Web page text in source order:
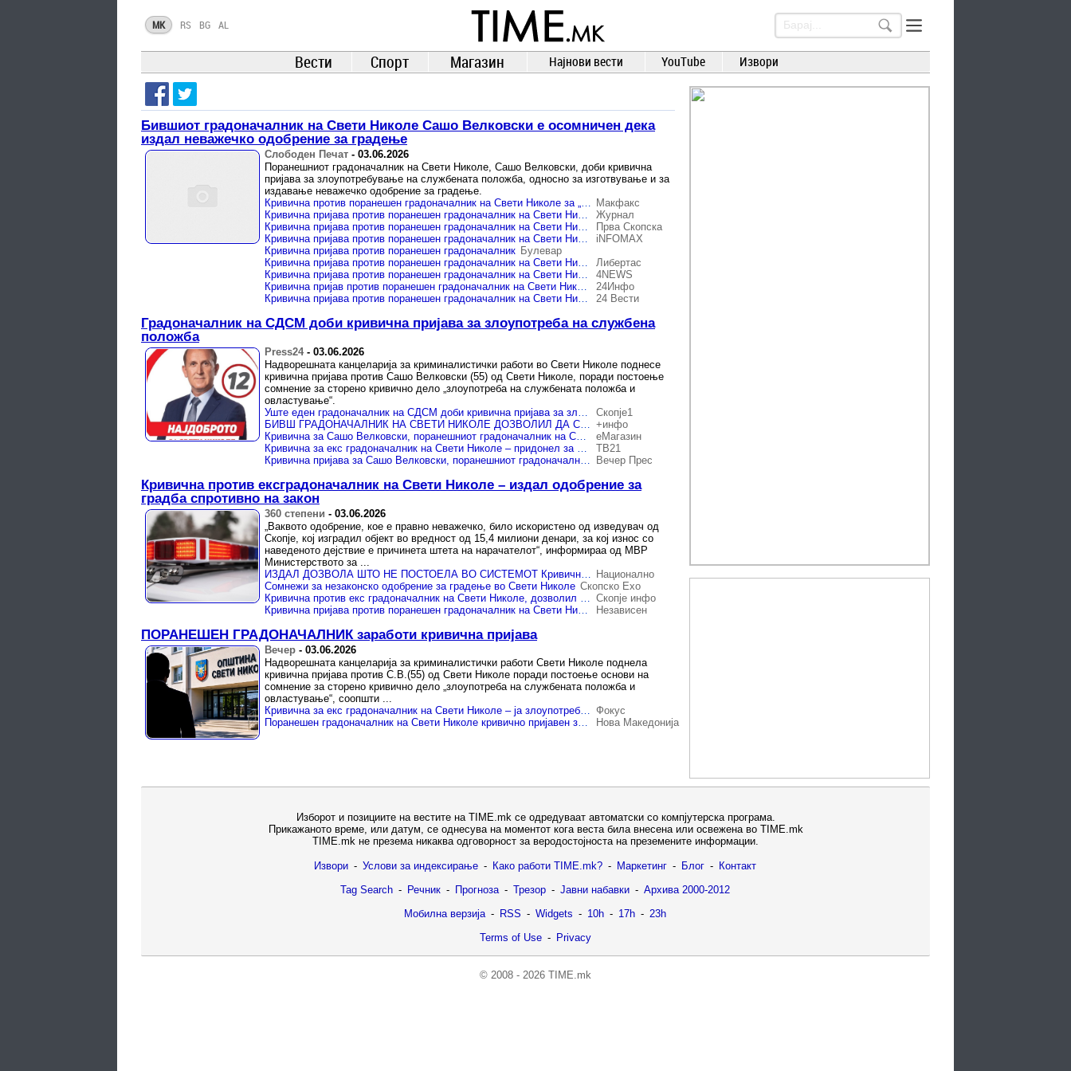
TIME.mk
ВЕСТИ
NEWS
MK RS BG AL
Вести Спорт Магазин Најнови вести YouTube Извори
Бившиот градоначалник на Свети Николе Сашо Велковски е осомничен дека
издал неважечко одобрение за градење
Слободен Печат - 03.06.2026
Поранешниот градоначалник на Свети Николе, Сашо Велковски, доби кривична
пријава за злоупотребување на службената положба, односно за изготвување и за
издавање неважечко одобрение за градење.
Кривична против поранешен градоначалник на Свети Николе за „злоупотреба на службената положба и овластување“ Макфакс
Кривична пријава против поранешен градоначалник на Свети Николе за „злоупотреба на службената положба и овластување“
Журнал
Кривична пријава против поранешен градоначалник на Свети Николе за злоупотреба на службена положба
Прва Скопска
Кривична пријава против поранешен градоначалник на Свети Николе за „злоупотреба на службената положба и овластување“
iNFOMAX
Кривична пријава против поранешен градоначалник Булевар
Кривична пријава против поранешен градоначалник на Свети Николе за „злоупотреба на службената положба и овластување“
Либертас
Кривична пријава против поранешен градоначалник на Свети Николе за злоупотреба на службената должност
4NEWS
Кривична пријав против поранешен градоначалник на Свети Николе за „злоупотреба на службената положба и овластување“
24Инфо
Кривична пријава против поранешен градоначалник на Свети Николе за „злоупотреба на службената положба и овластување“
24 Вести
Градоначалник на СДСМ доби кривична пријава за злоупотреба на службена
положба
Press24- 03.06.2026
Надворешната канцеларија за криминалистички работи во Свети Николе поднесе
кривична пријава против Сашо Велковски (55) од Свети Николе, поради постоење
сомнение за сторено кривично дело „злоупотреба на службената положба и
овластување“.
Уште еден градоначалник на СДСМ доби кривична пријава за злоупотреба на службена положба
Скопје1
БИВШ ГРАДОНАЧАЛНИК НА СВЕТИ НИКОЛЕ ДОЗВОЛИЛ ДА СЕ ИЗГРАДИ ДИВОГРАДБА Кривична пријава за Сашо Велковски +инфо
Кривична за Сашо Велковски, поранешниот градоначалник на Свети Николе
еМагазин
Кривична за екс градоначалник на Свети Николе – придонел за изградба на објект кој имал нелегална документација
ТВ21
Кривична пријава за Сашо Велковски, поранешниот градоначалник на Свети Николе
Вечер Прес
Кривична против ексградоначалник на Свети Николе – издал одобрение за
градба спротивно на закон
360 степени - 03.06.2026
„Ваквото одобрение, кое е правно неважечко, било искористено од изведувач од
Скопје, кој изградил објект во вредност од 15,4 милиони денари, за кој износ со
наведеното дејствие е причинета штета на нарачателот“, информираа од МВР
Министерството за ...
ИЗДАЛ ДОЗВОЛА ШТО НЕ ПОСТОЕЛА ВО СИСТЕМОТ Кривична пријава за ексградоначалник Национално
Сомнежи за незаконско одобрение за градење во Свети Николе Скопско Ехо
Кривична против екс градоначалник на Свети Николе, дозволил дивоградба Скопје инфо
Кривична пријава против поранешен градоначалник на Свети Николе – издавал неевидентирани дозволи за градење
Независен
ПОРАНЕШЕН ГРАДОНАЧАЛНИК заработи кривична пријава
Вечер - 03.06.2026
Надворешната канцеларија за криминалистички работи Свети Николе поднела
кривична пријава против С.В.(55) од Свети Николе поради постоење основи на
сомнение за сторено кривично дело „злоупотреба на службената положба и
овластување“, соопшти ...
Кривична за екс градоначалник на Свети Николе – ја злоупотребил положбата Фокус
Поранешен градоначалник на Свети Николе кривично пријавен за злоупотреба на службената положба
Нова Македонија
Изборот и позициите на вестите на TIME.mk се одредуваат автоматски со компјутерска програма.
Прикажаното време, или датум, се однесува на моментот кога веста била внесена или освежена во TIME.mk
TIME.mk не презема никаква одговорност за веродостојноста на преземените информации.
Извори - Услови за индексирање - Како работи TIME.mk? - Маркетинг - Блог - Контакт
Tag Search - Речник - Прогноза - Трезор - Јавни набавки - Архива 2000-2012
Мобилна верзија - RSS - Widgets - 10h - 17h - 23h
Terms of Use - Privacy
© 2008 - 2026 TIME.mk